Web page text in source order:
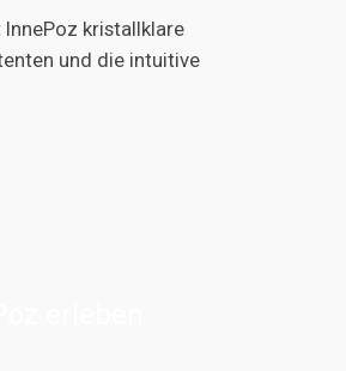
kristallklare
und die intuitive